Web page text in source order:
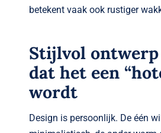
betekent vaak ook rustiger
Stijlvol
dat het een
wordt
Design is persoonlijk. De één